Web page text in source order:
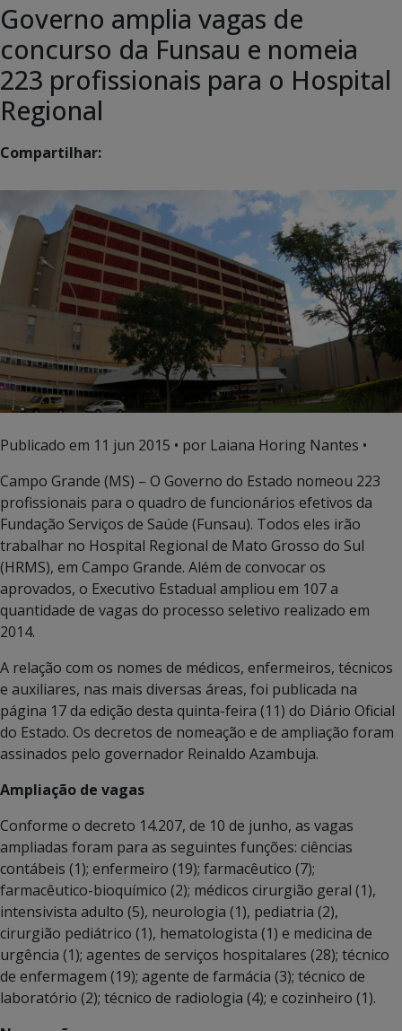
Governo amplia vagas de
concurso da Funsau e nomeia
223 profissionais para o Hospital
Regional
Compartilhar:
Publicado em 11 jun 2015 • por Laiana Horing Nantes •
Campo Grande (MS) – O Governo do Estado nomeou 223
profissionais para o quadro de funcionários efetivos da
Fundação Serviços de Saúde (Funsau). Todos eles irão
trabalhar no Hospital Regional de Mato Grosso do Sul
(HRMS), em Campo Grande. Além de convocar os
aprovados, o Executivo Estadual ampliou em 107 a
quantidade de vagas do processo seletivo realizado em
2014.
A relação com os nomes de médicos, enfermeiros, técnicos
e auxiliares, nas mais diversas áreas, foi publicada na
página 17 da edição desta quinta-feira (11) do Diário Oficial
do Estado. Os decretos de nomeação e de ampliação foram
assinados pelo governador Reinaldo Azambuja.
Ampliação de vagas
Conforme o decreto 14.207, de 10 de junho, as vagas
ampliadas foram para as seguintes funções: ciências
contábeis (1); enfermeiro (19); farmacêutico (7);
farmacêutico-bioquímico (2); médicos cirurgião geral (1),
intensivista adulto (5), neurologia (1), pediatria (2),
cirurgião pediátrico (1), hematologista (1) e medicina de
urgência (1); agentes de serviços hospitalares (28); técnico
de enfermagem (19); agente de farmácia (3); técnico de
laboratório (2); técnico de radiologia (4); e cozinheiro (1).